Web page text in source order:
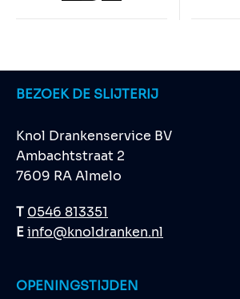
BEZOEK DE SLIJTERIJ
Knol Drankenservice BV
Ambachtstraat 2
7609 RA Almelo
T 0546 813351
Einfo@knoldranken.nl
OPENINGSTIJDEN